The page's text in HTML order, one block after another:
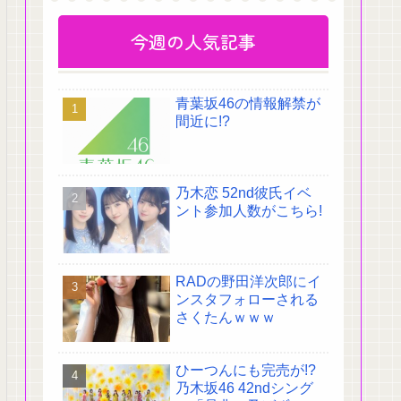
今週の人気記事
青葉坂46の情報解禁が
間近に!?
乃木恋 52nd彼氏イベ
ント参加人数がこちら!
RADの野田洋次郎にイ
ンスタフォローされる
さくたんｗｗｗ
ひーつんにも完売が!?
乃木坂46 42ndシング